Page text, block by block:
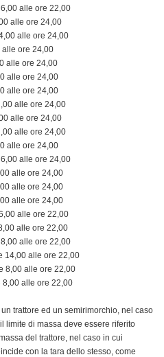
alle ore 22,00
alle ore 24,00
alle ore 24,00
alle ore 24,00
alle ore 24,00
alle ore 24,00
alle ore 24,00
alle ore 24,00
alle ore 24,00
alle ore 24,00
alle ore 24,00
alle ore 24,00
alle ore 24,00
alle ore 24,00
alle ore 24,00
alle ore 22,00
alle ore 22,00
alle ore 22,00
14,00 alle ore 22,00
8,00 alle ore 22,00
8,00 alle ore 22,00
trattore ed un semirimorchio, nel caso
limite di massa deve essere riferito
del trattore, nel caso in cui
con la tara dello stesso, come